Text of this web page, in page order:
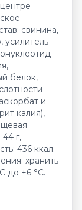
свинина,
усилитель
белок,
и
калия),
г,
436 ккал.
хранить
до +6 °C.